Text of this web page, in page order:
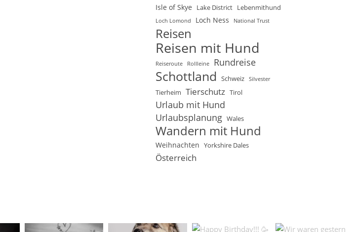
Isle of Skye Lake District Lebenmithund
Loch Lomond Loch Ness National Trust
Reisen
Reisen mit Hund
Reiseroute Rollleine Rundreise
Schottland Schweiz Silvester
Tierheim Tierschutz Tirol
Urlaub mit Hund
Urlaubsplanung Wales
Wandern mit Hund
Weihnachten Yorkshire Dales
Österreich